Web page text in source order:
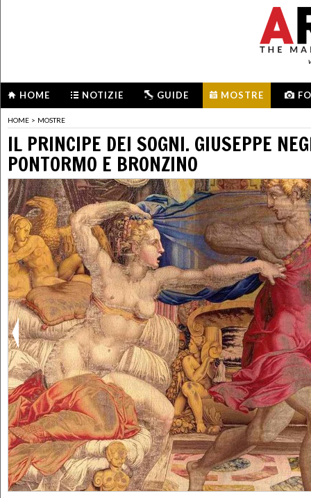
HOME NOTIZIE GUIDE MOSTRE
HOME > MOSTRE
IL PRINCIPE DEI SOGNI. GIUSEPPE
PONTORMO E BRONZINO